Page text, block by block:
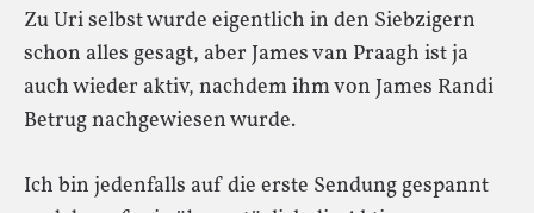
Zu Uri selbst wurde eigentlich in den Siebzigern
schon alles gesagt, aber James van Praagh ist ja
auch wieder aktiv, nachdem ihm von James Randi
Betrug nachgewiesen wurde.
Ich bin jedenfalls auf die erste Sendung gespannt